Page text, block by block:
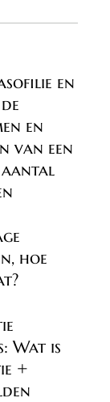
en
en
van een
hoe
Wat is
+